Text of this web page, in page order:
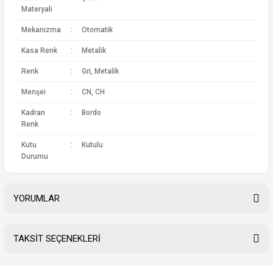
Materyali
Mekanizma : Otomatik
Kasa Renk : Metalik
Renk : Gri, Metalik
Menşei : CN, CH
Kadran
Renk
: Bordo
Kutu
Durumu
: Kutulu
YORUMLAR
TAKSİT SEÇENEKLERİ